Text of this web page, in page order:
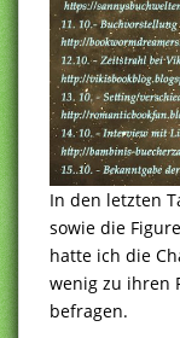
In den letzten
sowie die
hatte ich die
wenig zu ihren
befragen.